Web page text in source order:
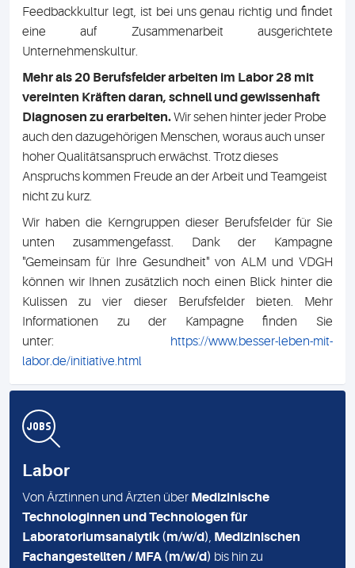
Feedbackkultur legt, ist bei uns genau richtig und findet
eine auf Zusammenarbeit ausgerichtete
Unternehmenskultur.
Mehr als 20 Berufsfelderarbeiten im Labor 28 mit
vereinten Kräften daran, schnell und gewissenhaft
Diagnosen zu erarbeiten.Wir sehen hinter jeder Probe
auch den dazugehörigen Menschen, woraus auch unser
hoher Qualitätsanspruch erwächst. Trotz dieses
Anspruchs kommen Freude an der Arbeit und Teamgeist
nicht zu kurz.
Wir haben die Kerngruppen dieser Berufsfelder für Sie
unten zusammengefasst. Dank der Kampagne
"Gemeinsam für Ihre Gesundheit" von ALM und VDGH
können wir Ihnen zusätzlich noch einen Blick hinter die
Kulissen zu vier dieser Berufsfelder bieten. Mehr
Informationen zu der Kampagne finden Sie
unter: https://www.besser-leben-mit-
labor.de/initiative.html
Labor
Von Ärztinnen und Ärzten über Medizinische
Technologinnen und Technologen für
Laboratoriumsanalytik (m/w/d), Medizinischen
Fachangestellten / MFA (m/w/d) bis hin zu